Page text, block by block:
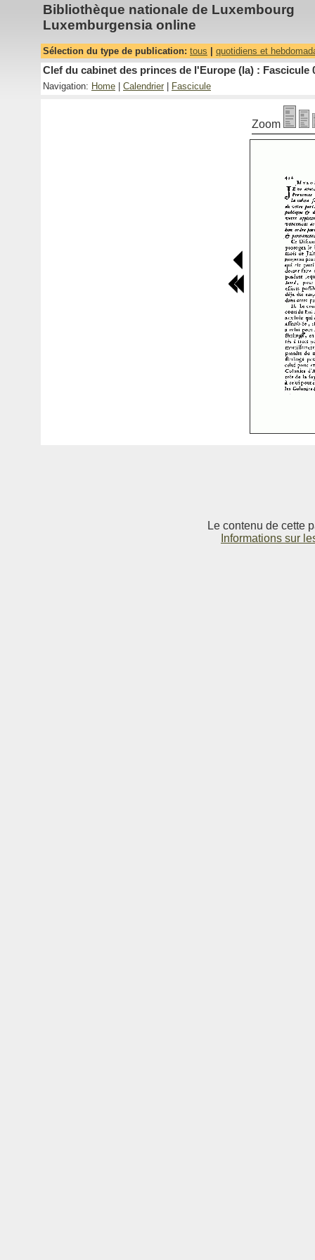
Bibliothèque nationale de Luxembourg
Luxemburgensia online
Sélection du type de publication: tous quotidiens et
Clef du cabinet des princes de l'Europe (la) : Fascicule
Navigation: Home Calendrier Fascicule
Zoom
Le contenu de cette
Informations sur